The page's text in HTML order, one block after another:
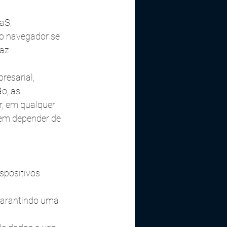
navegador se
as
em qualquer
depender de
uma